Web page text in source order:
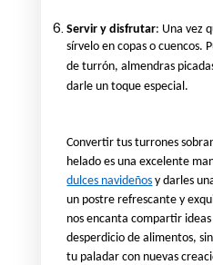
Servir y disfrutar: Una vez
sírvelo en copas o cuencos.
de turrón, almendras
darle un toque especial.
Convertir tus turrones
helado es una excelente
dulces navideños y darles
un postre refrescante y
nos encanta compartir
desperdicio de alimentos,
tu paladar con nuevas